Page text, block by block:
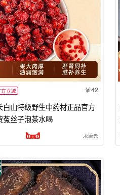
立减 42
白山特级野生中药材正品官方
菟丝子泡茶水喝
永康元